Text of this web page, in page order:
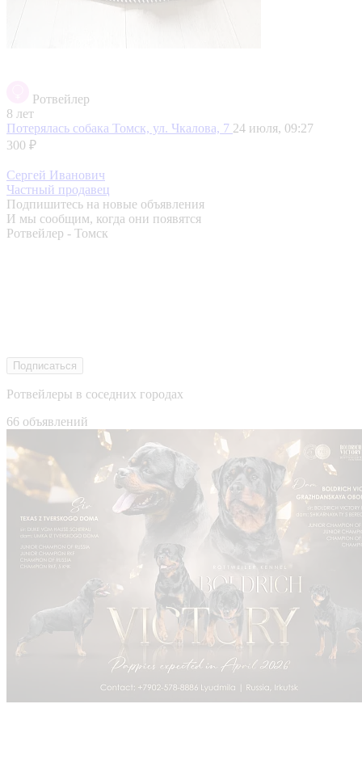
Ротвейлер
8 лет
Потерялась собака Томск, ул. Чкалова, 7 24 июля, 09:27
300 ₽
Сергей Иванович
Частный продавец
Подпишитесь на новые объявления
И мы сообщим, когда они появятся
Ротвейлер - Томск
Подписаться
Ротвейлеры в соседних городах
66 объявлений